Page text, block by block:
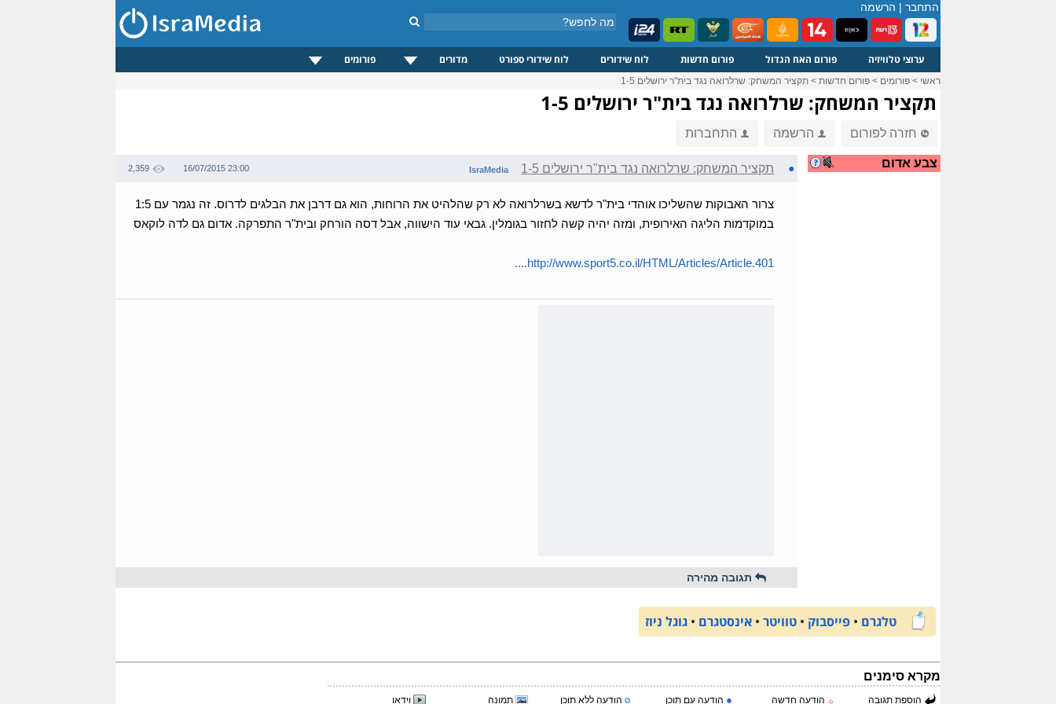
התחבר | הרשמה
ערוצי טלוויזיה פורום האח הגדול פורום חדשות לוח שידורים לוח שידורי ספורט מדורים פורומים
ראשי > פורומים > פורום חדשות > תקציר המשחק: שרלרואה נגד בית"ר ירושלים 1-5
תקציר המשחק: שרלרואה נגד בית"ר ירושלים 1-5
חזרה לפורום הרשמה התחברות
צבע אדום ● תקציר המשחק: שרלרואה נגד בית"ר ירושלים 1-5 IsraMedia
16/07/2015 23:00
2,359
צרור האבוקות שהשליכו אוהדי בית"ר לדשא בשרלרואה לא רק שהלהיט את הרוחות, הוא גם דרבן את הבלגים לדרוס. זה נגמר עם 1:5
במוקדמות הליגה האירופית, ומזה יהיה קשה לחזור בגומלין. גבאי עוד הישווה, אבל דסה הורחק ובית"ר התפרקה. אדום גם לדה לוקאס
http://www.sport5.co.il/HTML/Articles/Article.401....
תגובה מהירה
טלגרם • פייסבוק • טוויטר • אינסטגרם • גוגל ניוז
מקרא סימנים
הוספת תגובה ☼ הודעה חדשה ● הודעה עם תוכן o הודעה ללא תוכן תמונה וידאו